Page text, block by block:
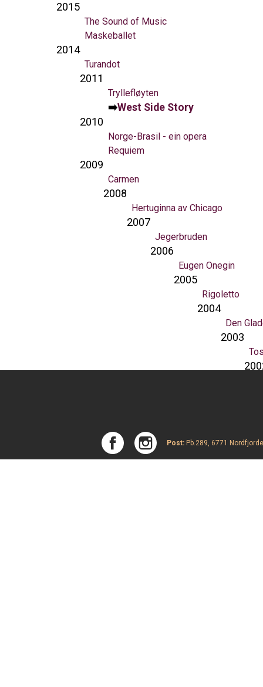
2015
The Sound of Music
Maskeballet
2014
Turandot
2011
Tryllefløyten
West Side Story
2010
Norge-Brasil - ein opera
Requiem
2009
Carmen
2008
Hertuginna av Chicago
2007
Jegerbruden
2006
Eugen Onegin
2005
Rigoletto
2004
Den
2003
Post:Pb.289, 6771